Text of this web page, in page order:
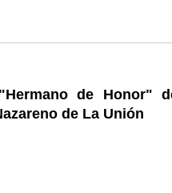
de Honor"
de La Unión